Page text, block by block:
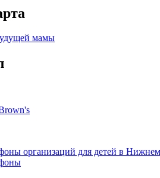
организаций для детей в